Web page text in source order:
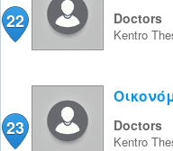
22 Doctors
Kentro
23 Doctors
Kentro